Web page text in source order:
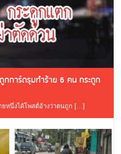
การ์ดรุมทำร้าย 6 คน กระดูก
ยหนึ่งได้โพสต์อ้างว่าตนถูก […]